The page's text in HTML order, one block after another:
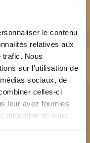
le contenu
relatives aux
trafic. Nous
sur l'utilisation de
sociaux, de
celles-ci
leur avez fournies
utilisation de leurs
carton 100%
quotidiennement
toujours plus